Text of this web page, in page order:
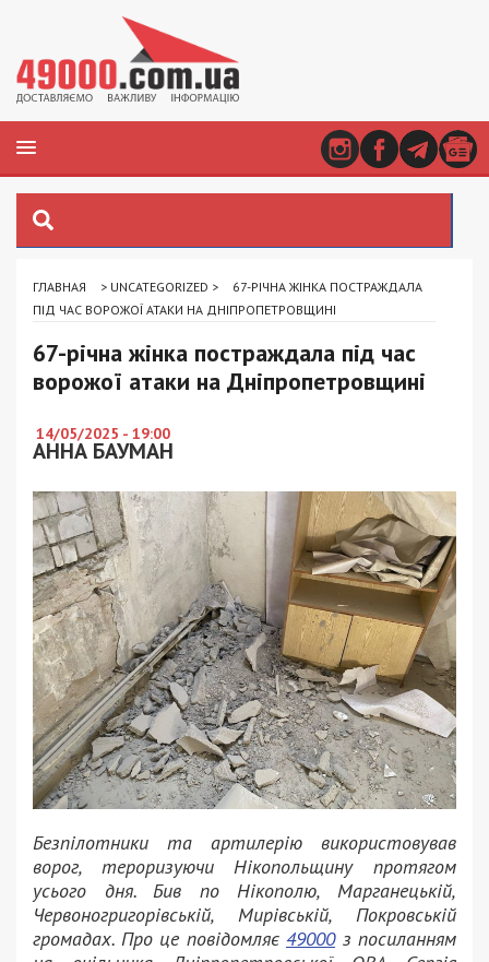
ГЛАВНАЯ > UNCATEGORIZED >
67-РІЧНА ЖІНКА ПОСТРАЖДАЛА
ПІД ЧАС ВОРОЖОЇ АТАКИ НА ДНІПРОПЕТРОВЩИНІ
67-річна жінка постраждала під час
ворожої атаки на Дніпропетровщині
14/05/2025 - 19:00
АННА БАУМАН
Безпілотники та артилерію використовував
ворог, тероризуючи Нікопольщину протягом
усього дня. Бив по Нікополю, Марганецькій,
Червоногригорівській, Мирівській, Покровській
громадах. Про це повідомляє 49000з посиланням